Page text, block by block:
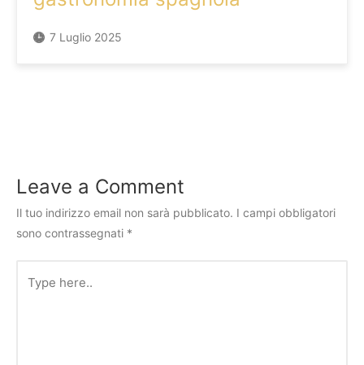
7 Luglio 2025
Leave a Comment
Il tuo indirizzo email non sarà pubblicato. I campi obbligatori
sono contrassegnati *
here..